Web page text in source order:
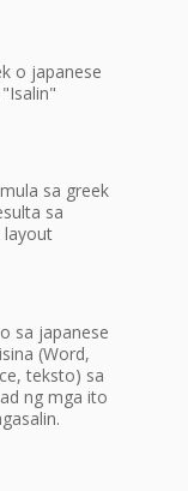
o japanese
sa greek
sa
layout
sa japanese
(Word,
teksto) sa
ng mga ito